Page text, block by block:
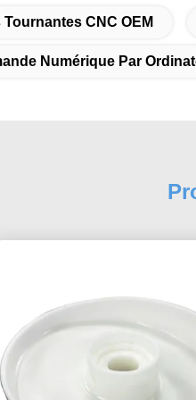
CNC OEM
Numérique Par